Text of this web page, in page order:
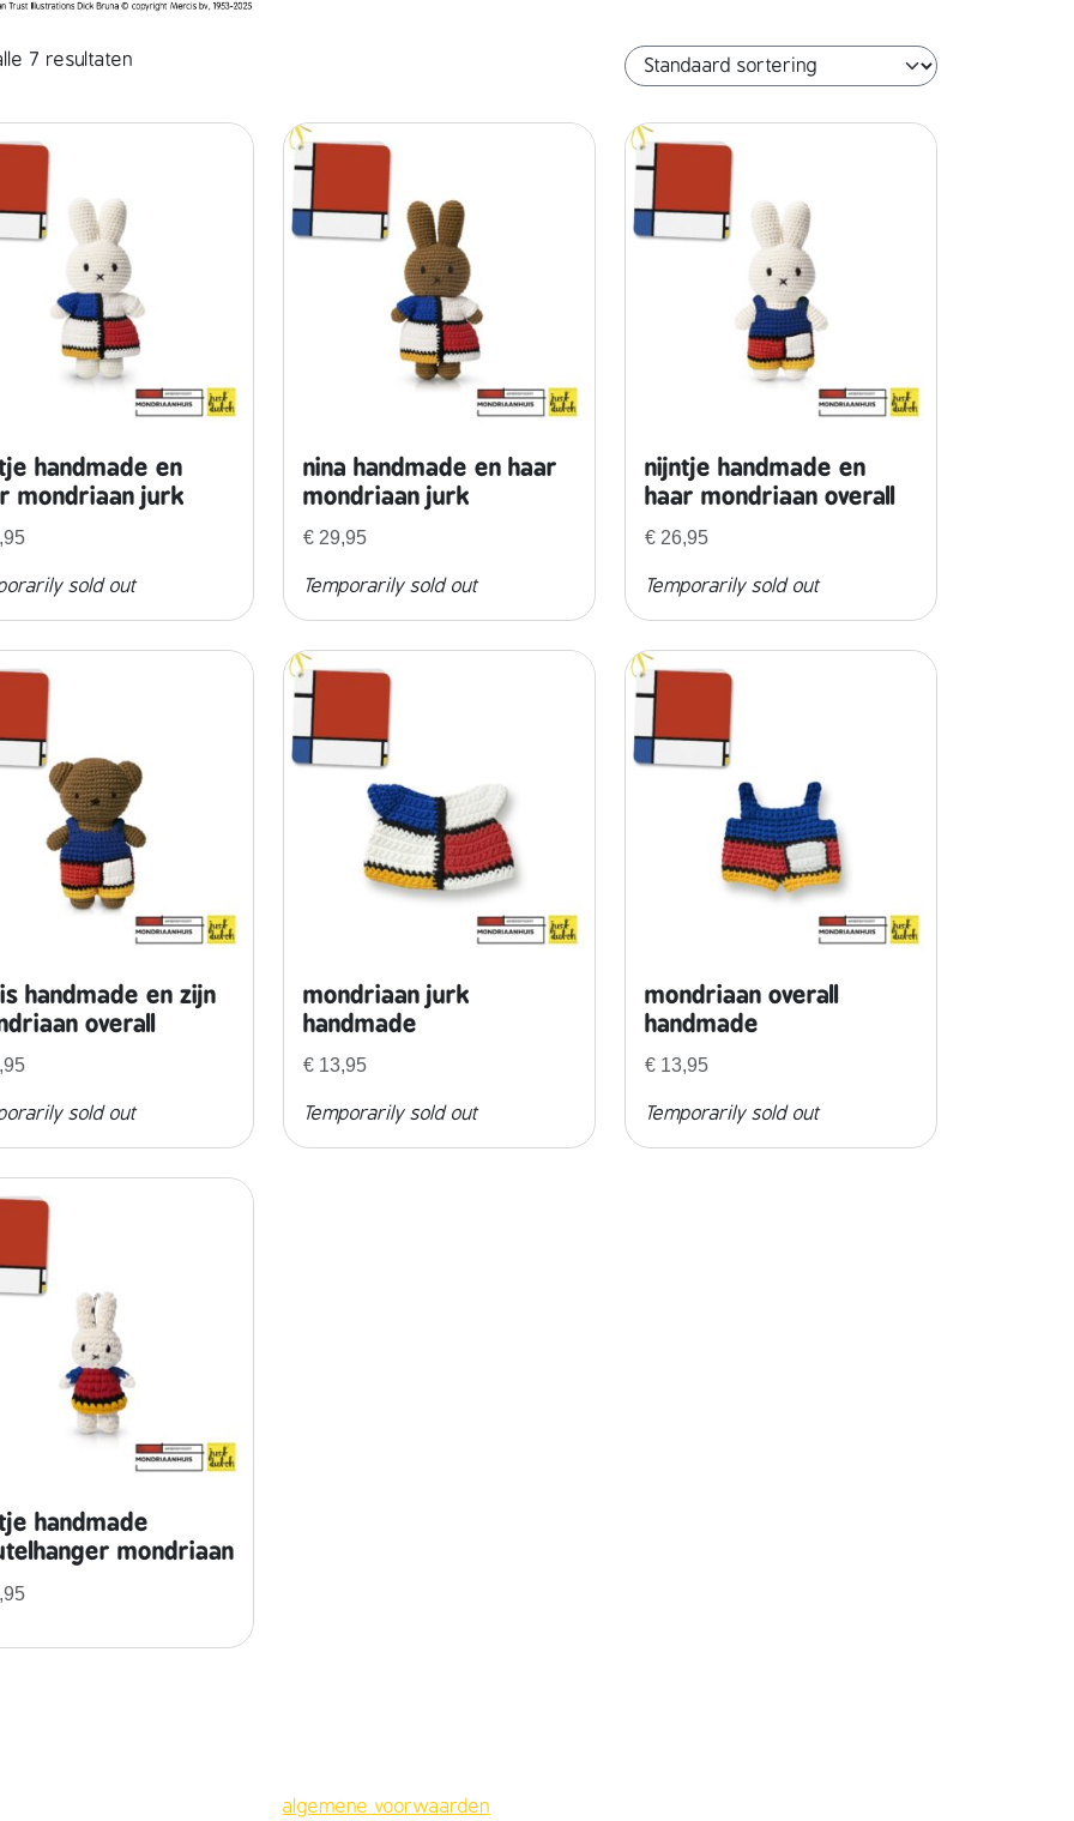
7 resultaten
handmade en
mondriaan jurk
sold out
nina handmade en haar
mondriaan jurk
€29,95
Temporarily sold out
nijntje handmade en
haar mondriaan overall
€26,95
Temporarily sold out
handmade en zijn
overall
sold out
mondriaan jurk
handmade
€13,95
Temporarily sold out
mondriaan overall
handmade
€13,95
Temporarily sold out
handmade
mondriaan
algemene voorwaarden